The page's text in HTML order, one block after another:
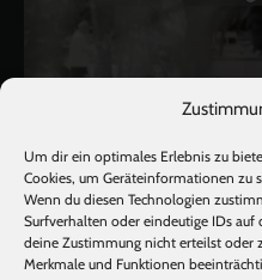
Um dir ein optimales Erlebnis zu
Cookies, um Geräteinformationen zu
Wenn du diesen Technologien
Surfverhalten oder eindeutige IDs
deine Zustimmung nicht erteilst oder
Merkmale und Funktionen
Mehr laden